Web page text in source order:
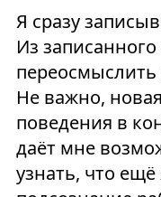
Я сразу
Из
Не важно,
поведения в
даёт мне
узнать, что